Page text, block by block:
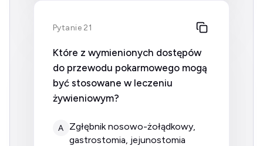
Pytanie 21
Które z wymienionych dostępów
do przewodu pokarmowego mogą
być stosowane w leczeniu
żywieniowym?
A
zgłębnik nosowo-żołądkowy,
gastrostomia, jejunostomia